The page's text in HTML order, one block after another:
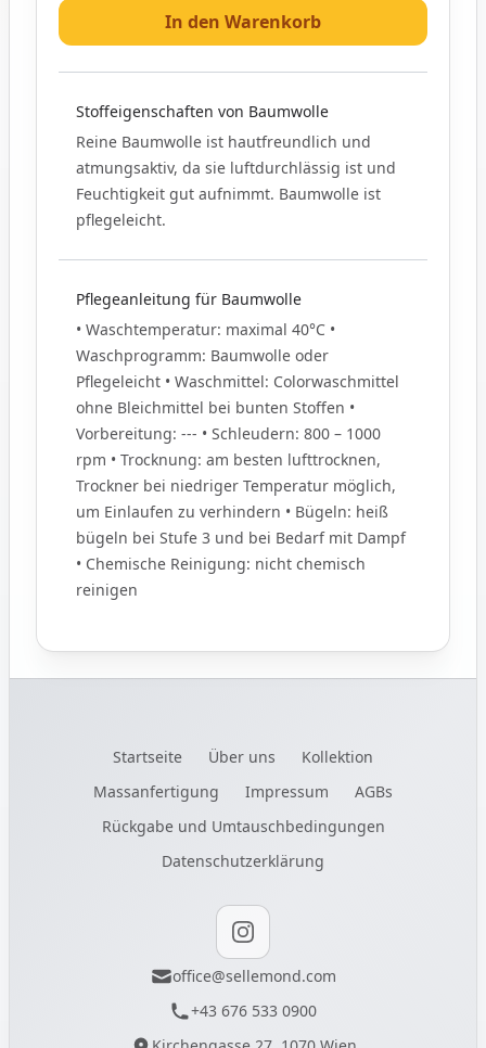
In den Warenkorb
Stoffeigenschaften von Baumwolle
Reine Baumwolle ist hautfreundlich und
atmungsaktiv, da sie luftdurchlässig ist und
Feuchtigkeit gut aufnimmt. Baumwolle ist
pflegeleicht.
Pflegeanleitung für Baumwolle
• Waschtemperatur: maximal 40°C •
Waschprogramm: Baumwolle oder
Pflegeleicht • Waschmittel: Colorwaschmittel
ohne Bleichmittel bei bunten Stoffen •
Vorbereitung: --- • Schleudern: 800 – 1000
rpm • Trocknung: am besten lufttrocknen,
Trockner bei niedriger Temperatur möglich,
um Einlaufen zu verhindern • Bügeln: heiß
bügeln bei Stufe 3 und bei Bedarf mit Dampf
• Chemische Reinigung: nicht chemisch
reinigen
Startseite Über uns
Kollektion
Massanfertigung
Impressum
AGBs
Rückgabe und Umtauschbedingungen
Datenschutzerklärung
Instagram
office@sellemond.com
+43 676 533 0900